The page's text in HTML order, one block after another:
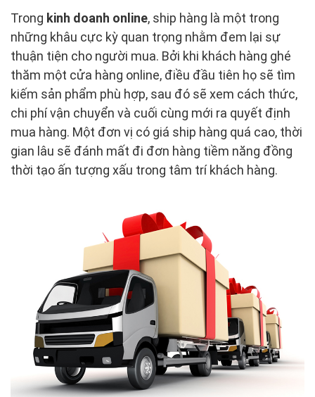
Trong kinh doanh online, ship hàng là một trong
những khâu cực kỳ quan trọng nhằm đem lại sự
thuận tiện cho người mua. Bởi khi khách hàng ghé
thăm một cửa hàng online, điều đầu tiên họ sẽ tìm
kiếm sản phẩm phù hợp, sau đó sẽ xem cách thức,
chi phí vận chuyển và cuối cùng mới ra quyết định
mua hàng. Một đơn vị có giá ship hàng quá cao, thời
gian lâu sẽ đánh mất đi đơn hàng tiềm năng đồng
thời tạo ấn tượng xấu trong tâm trí khách hàng.